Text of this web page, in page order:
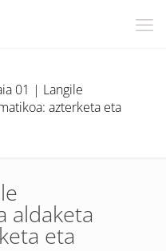
01 | Langile
azterketa eta
aldaketa
eta